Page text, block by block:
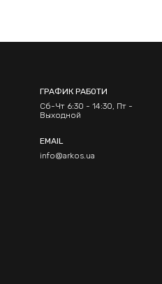
ГРАФИК РАБОТИ
Сб-Чт 6:30 - 14:30, Пт -
Выходной
EMAIL
info@arkos.ua